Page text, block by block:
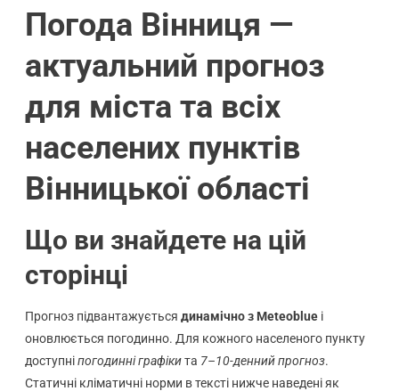
Погода Вінниця —
актуальний прогноз
для міста та всіх
населених пунктів
Вінницької області
Що ви знайдете на цій
сторінці
Прогноз підвантажується динамічно з Meteoblueі
оновлюється погодинно. Для кожного населеного пункту
доступніпогодинні графікита 7–10-денний прогноз.
Статичні кліматичні норми в тексті нижче наведені як